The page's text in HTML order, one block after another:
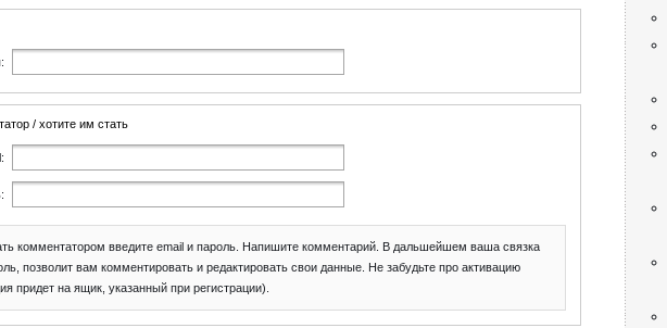
/ хотите им стать
комментатором введите email и пароль. Напишите комментарий. В дальшейшем ваша связка
позволит вам комментировать и редактировать свои данные. Не забудьте про активацию
придет на ящик, указанный при регистрации).